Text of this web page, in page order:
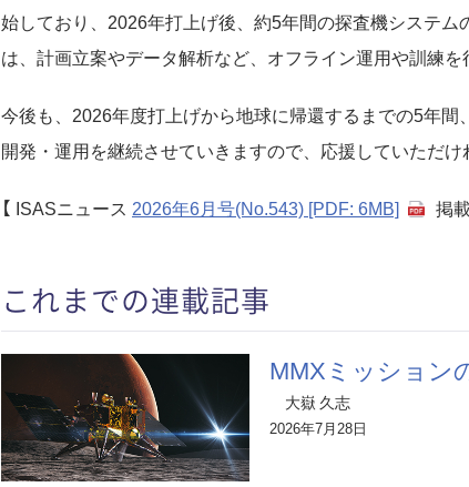
始しており、2026年打上げ後、約5年間の探査機システ
は、計画立案やデータ解析など、オフライン運用や訓練を
今後も、2026年度打上げから地球に帰還するまでの5年間
開発・運用を継続させていきますので、応援していただけ
【 ISASニュース 2026年6月号(No.543) [PDF: 6MB] 掲載
これまでの連載記事
MMXミッション
大嶽 久志
2026年7月28日